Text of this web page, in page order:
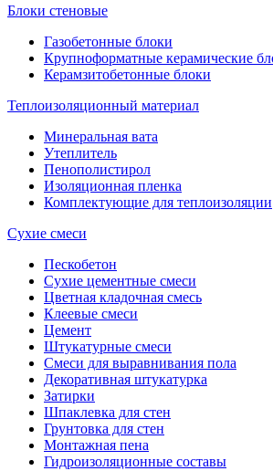
Блоки стеновые
Газобетонные блоки
Крупноформатные керамические
Керамзитобетонные блоки
Теплоизоляционный материал
Минеральная вата
Утеплитель
Пенополистирол
Изоляционная пленка
Комплектующие для теплоизоляции
Сухие смеси
Пескобетон
Сухие цементные смеси
Цветная кладочная смесь
Клеевые смеси
Цемент
Штукатурные смеси
Смеси для выравнивания пола
Декоративная штукатурка
Затирки
Шпаклевка для стен
Грунтовка для стен
Монтажная пена
Гидроизоляционные составы